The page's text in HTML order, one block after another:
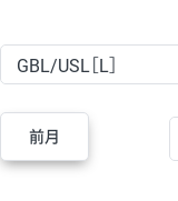
EUR/JPY
GBP/JPY
AUD/JPY
NZD/JPY
前月